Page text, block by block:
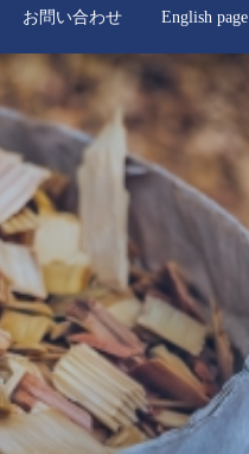
お問い合わせ English page